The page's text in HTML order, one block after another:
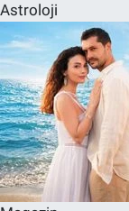
Astroloji